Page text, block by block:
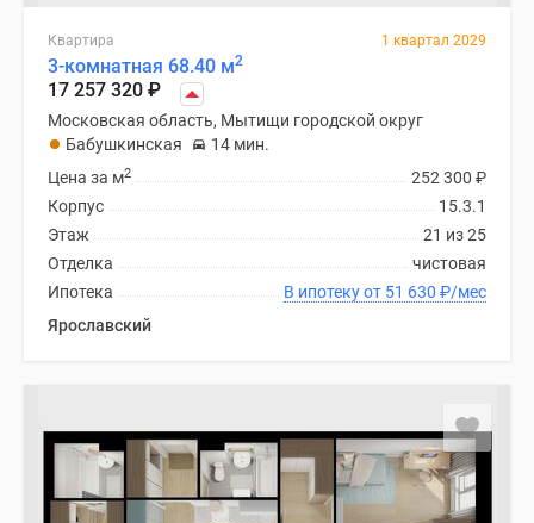
Квартира 1 квартал 2029
3-комнатная 68.40 м2
17 257 320 ₽
Московская область, Мытищи городской округ
Бабушкинская
14 мин.
252 300 ₽
Цена за м2
15.3.1
Корпус
21 из 25
Этаж
чистовая
Отделка
В ипотеку от 51 630 ₽/мес
Ипотека
Ярославский